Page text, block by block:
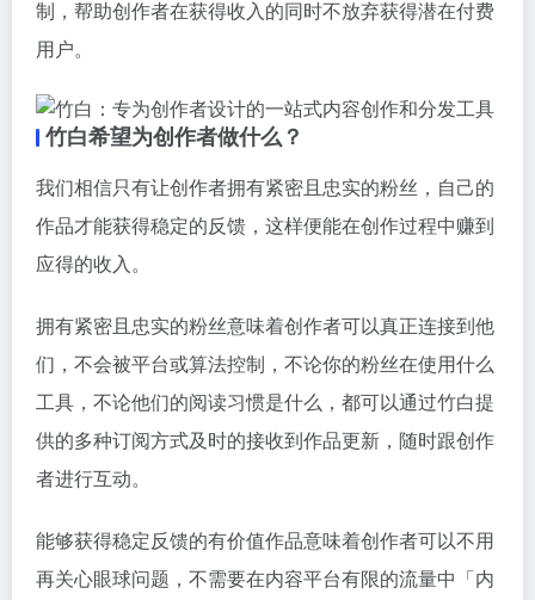
制，帮助创作者在获得收入的同时不放弃获得潜在付费
用户。
竹白希望为创作者做什么？
我们相信只有让创作者拥有紧密且忠实的粉丝，自己的
作品才能获得稳定的反馈，这样便能在创作过程中赚到
应得的收入。
拥有紧密且忠实的粉丝意味着创作者可以真正连接到他
们，不会被平台或算法控制，不论你的粉丝在使用什么
工具，不论他们的阅读习惯是什么，都可以通过竹白提
供的多种订阅方式及时的接收到作品更新，随时跟创作
者进行互动。
能够获得稳定反馈的有价值作品意味着创作者可以不用
再关心眼球问题，不需要在内容平台有限的流量中「内